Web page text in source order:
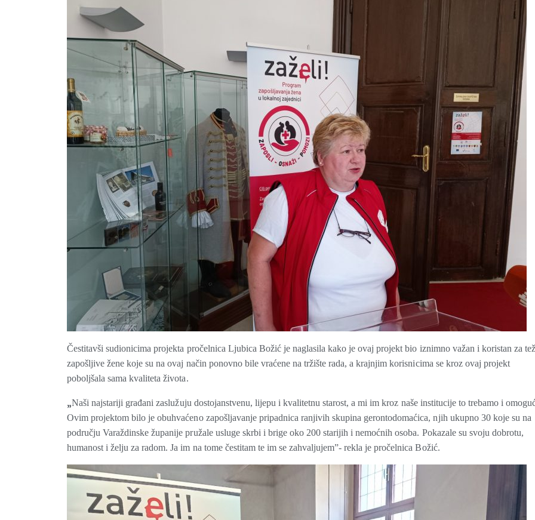
Čestitavši sudionicima projekta pročelnica Ljubica Božić je naglasila kako je ovaj projekt bio iznimno važan i koristan za
zapošljive žene koje su na ovaj način ponovno bile vraćene na tržište rada, a krajnjim korisnicima se kroz ovaj projekt
poboljšala sama kvaliteta života.
„Naši najstariji građani zaslužuju dostojanstvenu, lijepu i kvalitetnu starost, a mi im kroz naše institucije to trebamo i
Ovim projektom bilo je obuhvaćeno zapošljavanje pripadnica ranjivih skupina gerontodomaćica, njih ukupno 30 koje su na
području Varaždinske županije pružale usluge skrbi i brige oko 200 starijih i nemoćnih osoba. Pokazale su svoju dobrotu,
humanost i želju za radom. Ja im na tome čestitam te im se zahvaljujem”- rekla je pročelnica Božić.